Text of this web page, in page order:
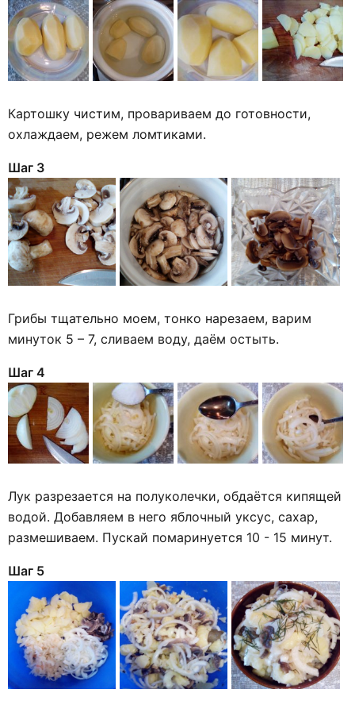
Картошку чистим, провариваем до готовности,
охлаждаем, режем ломтиками.
Шаг 3
Грибы тщательно моем, тонко нарезаем, варим
минуток 5 – 7, сливаем воду, даём остыть.
Шаг 4
Лук разрезается на полуколечки, обдаётся кипящей
водой. Добавляем в него яблочный уксус, сахар,
размешиваем. Пускай помаринуется 10 - 15 минут.
Шаг 5